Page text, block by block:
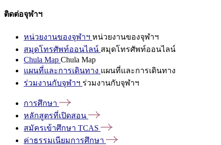
ติดต่อจุฬาฯ
หน่วยงานของจุฬาฯ หน่วยงานของจุฬาฯ
สมุดโทรศัพท์ออนไลน์ สมุดโทรศัพท์ออนไลน์
Chula Map Chula Map
แผนที่และการเดินทาง แผนที่และการเดินทาง
ร่วมงานกับจุฬาฯ ร่วมงานกับจุฬาฯ
การศึกษา
หลักสูตรที่เปิดสอน
สมัครเข้าศึกษา TCAS
ค่าธรรมเนียมการศึกษา